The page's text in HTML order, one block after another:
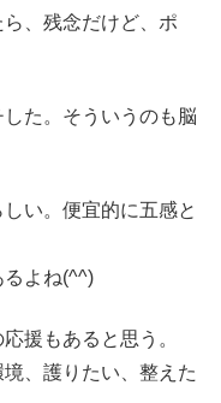
、残念だけど、ポ
た。そういうのも脳
い。便宜的に五感と
るよね(^^)
援もあると思う。
、護りたい、整えた